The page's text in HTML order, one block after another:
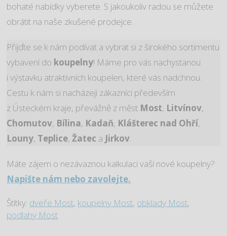
bohaté nabídky vyberete. S jakoukoliv radou se můžete
obrátit na naše zkušené prodejce.
Přijďte se k nám podívat a vybrat si z širokého sortimentu
vybavení do koupelny! Máme pro vás nachystanou
i výstavku atraktivních koupelen, které vás nadchnou.
Cestu k nám si nacházejí zákazníci především
z Ústeckém kraje, převážně z měst Most, Litvínov,
Chomutov, Bílina, Kadaň, Klášterec nad Ohří,
Louny, Teplice,Žatec a Jirkov.
Máte zájem o nezávaznou kalkulaci vaší nové koupelny?
Napište nám nebo zavolejte.
Štítky: dveře Most, koupelny Most, obklady Most,
podlahy Most